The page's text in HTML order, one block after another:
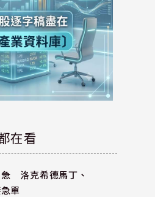
在看
洛克希德馬丁、
單